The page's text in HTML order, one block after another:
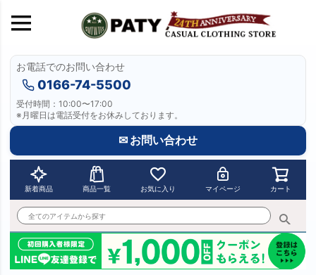
お電話でのお問い合わせ
0166-74-5500
受付時間：10:00〜17:00
※月曜日は電話受付をお休みしております。
✉ お問い合わせ
新着商品 商品一覧 お気に入り マイページ カート